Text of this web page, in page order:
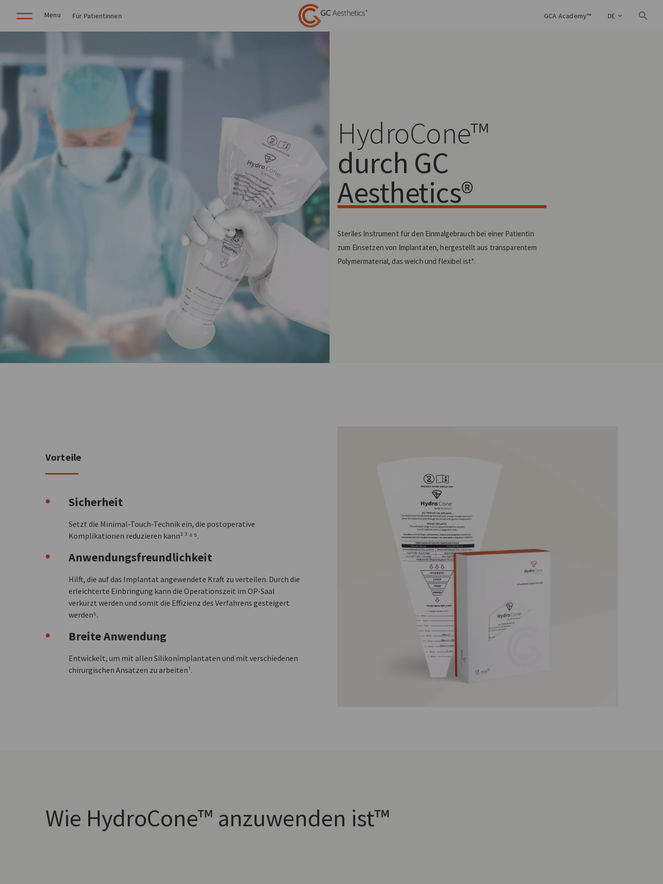
Menu Für Patientinnen GCA Academy™ DE
HydroCone™
durch GC
Aesthetics®
Steriles Instrument für den Einmalgebrauch bei einer Patientin
zum Einsetzen von Implantaten, hergestellt aus transparentem
Polymermaterial, das weich und flexibel ist*.
Vorteile
Sicherheit
Setzt die Minimal-Touch-Technik ein, die postoperative
Komplikationen reduzieren kann² ³ ⁴ ⁵.
Anwendungsfreundlichkeit
Hilft, die auf das Implantat angewendete Kraft zu verteilen. Durch die
erleichterte Einbringung kann die Operationszeit im OP-Saal
verkürzt werden und somit die Effizienz des Verfahrens gesteigert
werden⁵.
Breite Anwendung
Entwickelt, um mit allen Silikonimplantaten und mit verschiedenen
chirurgischen Ansätzen zu arbeiten¹.
Wie HydroCone™ anzuwenden ist™